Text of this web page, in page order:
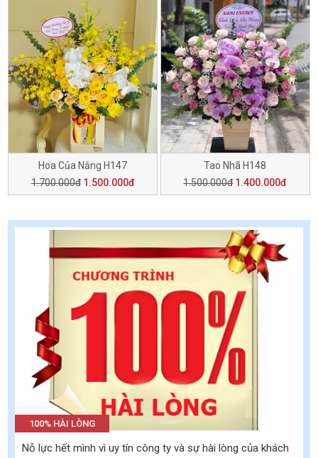
Hoa Của Nắng H147
1.700.000đ 1.500.000đ
Tao Nhã H148
1.500.000đ 1.400.000đ
100% HÀI LÒNG
Nỗ lực hết mình vì uy tín công ty và sự hài lòng của khách